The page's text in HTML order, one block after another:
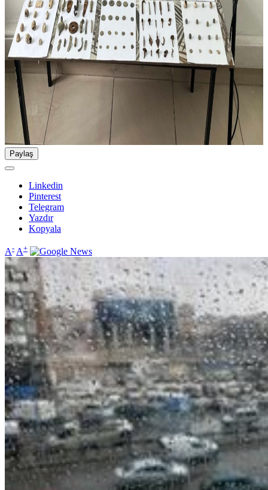
Paylaş
Linkedin
Pinterest
Telegram
Yazdır
Kopyala
A- A+